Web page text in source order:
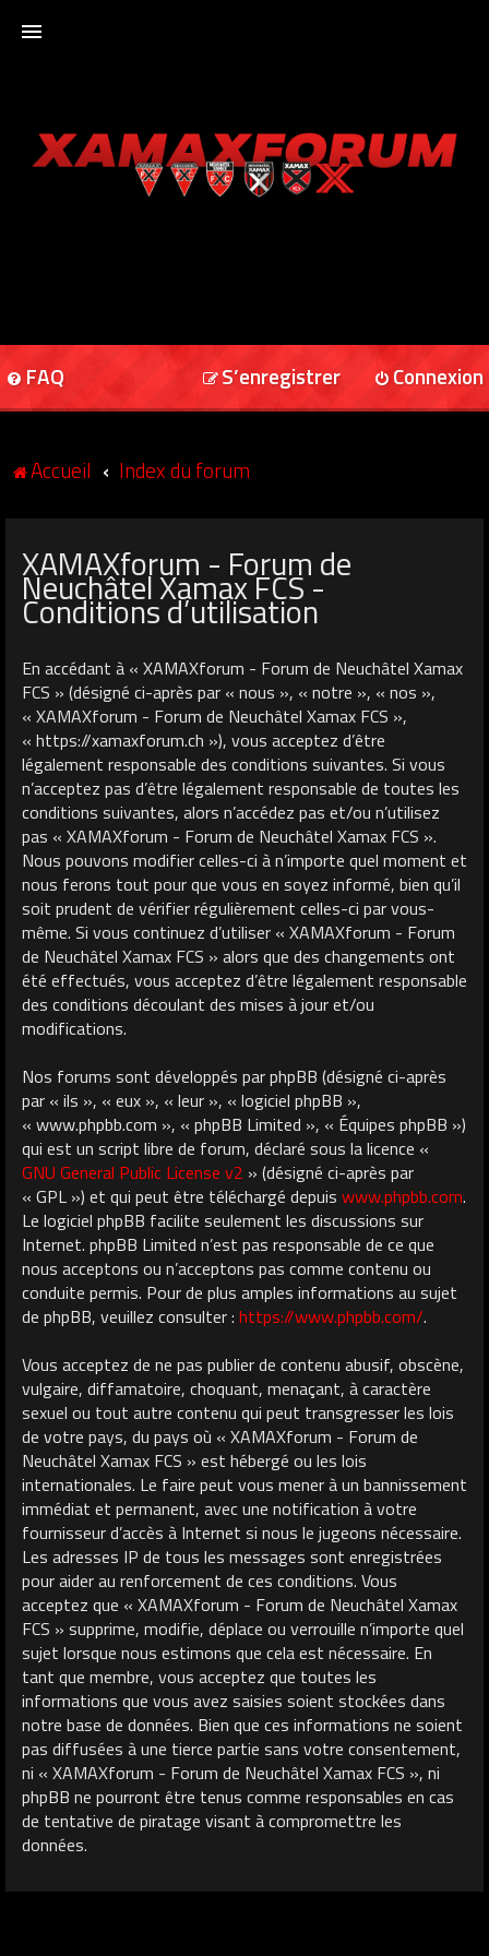
XAMAXFORUM
FAQ Connexion
S’enregistrer
Accueil Index du forum
XAMAXforum - Forum de
Neuchâtel Xamax FCS -
Conditions d’utilisation
En accédant à « XAMAXforum - Forum de Neuchâtel Xamax
FCS » (désigné ci-après par « nous », « notre », « nos »,
« XAMAXforum - Forum de Neuchâtel Xamax FCS »,
« https://xamaxforum.ch »), vous acceptez d’être
légalement responsable des conditions suivantes. Si vous
n’acceptez pas d’être légalement responsable de toutes les
conditions suivantes, alors n’accédez pas et/ou n’utilisez
pas « XAMAXforum - Forum de Neuchâtel Xamax FCS ».
Nous pouvons modifier celles-ci à n’importe quel moment et
nous ferons tout pour que vous en soyez informé, bien qu’il
soit prudent de vérifier régulièrement celles-ci par vous-
même. Si vous continuez d’utiliser « XAMAXforum - Forum
de Neuchâtel Xamax FCS » alors que des changements ont
été effectués, vous acceptez d’être légalement responsable
des conditions découlant des mises à jour et/ou
modifications.
Nos forums sont développés par phpBB (désigné ci-après
par « ils », « eux », « leur », « logiciel phpBB »,
« www.phpbb.com », « phpBB Limited », « Équipes phpBB »)
qui est un script libre de forum, déclaré sous la licence «
GNU General Public License v2 » (désigné ci-après par
« GPL ») et qui peut être téléchargé depuis www.phpbb.com.
Le logiciel phpBB facilite seulement les discussions sur
Internet. phpBB Limited n’est pas responsable de ce que
nous acceptons ou n’acceptons pas comme contenu ou
conduite permis. Pour de plus amples informations au sujet
de phpBB, veuillez consulter : https://www.phpbb.com/.
Vous acceptez de ne pas publier de contenu abusif, obscène,
vulgaire, diffamatoire, choquant, menaçant, à caractère
sexuel ou tout autre contenu qui peut transgresser les lois
de votre pays, du pays où « XAMAXforum - Forum de
Neuchâtel Xamax FCS » est hébergé ou les lois
internationales. Le faire peut vous mener à un bannissement
immédiat et permanent, avec une notification à votre
fournisseur d’accès à Internet si nous le jugeons nécessaire.
Les adresses IP de tous les messages sont enregistrées
pour aider au renforcement de ces conditions. Vous
acceptez que « XAMAXforum - Forum de Neuchâtel Xamax
FCS » supprime, modifie, déplace ou verrouille n’importe quel
sujet lorsque nous estimons que cela est nécessaire. En
tant que membre, vous acceptez que toutes les
informations que vous avez saisies soient stockées dans
notre base de données. Bien que ces informations ne soient
pas diffusées à une tierce partie sans votre consentement,
ni « XAMAXforum - Forum de Neuchâtel Xamax FCS », ni
phpBB ne pourront être tenus comme responsables en cas
de tentative de piratage visant à compromettre les
données.